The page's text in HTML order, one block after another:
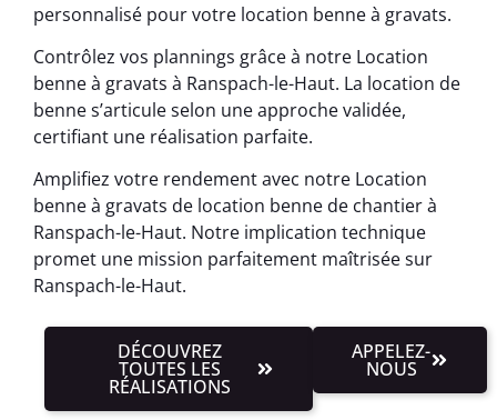
personnalisé pour votre location benne à gravats.
Contrôlez vos plannings grâce à notre Location
benne à gravats à Ranspach-le-Haut. La location de
benne s’articule selon une approche validée,
certifiant une réalisation parfaite.
Amplifiez votre rendement avec notre Location
benne à gravats de location benne de chantier à
Ranspach-le-Haut. Notre implication technique
promet une mission parfaitement maîtrisée sur
Ranspach-le-Haut.
DÉCOUVREZ
TOUTES LES
RÉALISATIONS
APPELEZ-
NOUS